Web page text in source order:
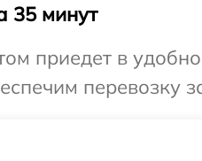
35 минут
приедет в
перевозку